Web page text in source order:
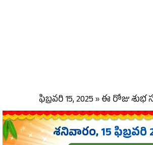
ఫిబ్రవరి 15, 2025 » ఈ రోజు
శనివారం,15 ఫిబ్రవరి